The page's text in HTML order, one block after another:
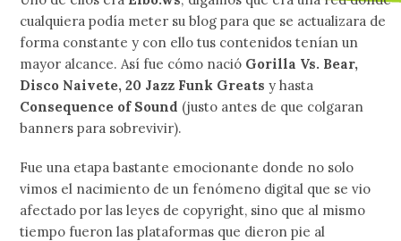
cualquiera podía meter su blog para que se actualizara de
forma constante y con ello tus contenidos tenían un
mayor alcance. Así fue cómo nació Gorilla Vs. Bear,
Disco Naivete, 20 Jazz Funk Greats y hasta
Consequence of Sound (justo antes de que colgaran
banners para sobrevivir).
Fue una etapa bastante emocionante donde no solo
vimos el nacimiento de un fenómeno digital que se vio
afectado por las leyes de copyright, sino que al mismo
tiempo fueron las plataformas que dieron pie al